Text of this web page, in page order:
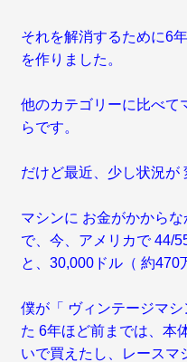
それを解消するために6
を作りました。
他のカテゴリーに比べて
らです。
だけど最近、少し状況が
マシンに お金がかから
で、今、アメリカで 44/
と、30,000ドル（ 約470
僕が「 ヴィンテージマ
た 6年ほど前までは、本
いで買えたし、レースマ